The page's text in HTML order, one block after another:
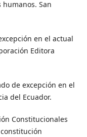
San
en el actual
Editora
de excepción en el
del Ecuador.
Constitucionales